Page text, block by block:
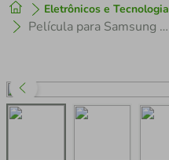
Eletrônicos e Tecnologia
Película para Samsung Galaxy A04s - Privacidade Hydrogel - Gshield
1º tenis
perfume